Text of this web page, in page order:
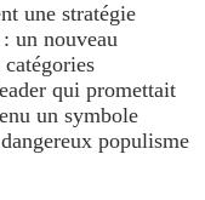
une stratégie
un nouveau
qui promettait
un symbole
populisme